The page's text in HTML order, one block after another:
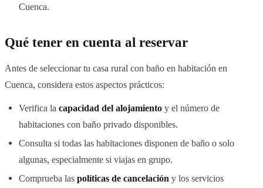
Cuenca.
Qué tener en cuenta al reservar
Antes de seleccionar tu casa rural con baño en habitación en
Cuenca, considera estos aspectos prácticos:
Verifica la capacidad del alojamiento y el número de
habitaciones con baño privado disponibles.
Consulta si todas las habitaciones disponen de baño o solo
algunas, especialmente si viajas en grupo.
Comprueba las políticas de cancelación y los servicios